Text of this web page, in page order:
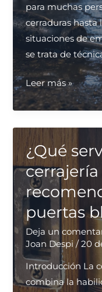
para muchas
cerraduras hasta
situaciones de
se trata de
¿Cuáles
son
los
mejores
servicios
de
cerrajería
24
horas
en
Sant
Joan
Despí?
Leer más »
¿Qué
puertas
Deja un
Joan Despi/20
Introducción La
combina la